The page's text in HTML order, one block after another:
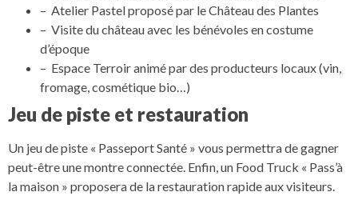
– Atelier Pastel proposé par le Château des Plantes
– Visite du château avec les bénévoles en costume
d’époque
– Espace Terroir animé par des producteurs locaux (vin,
fromage, cosmétique bio…)
Jeu de piste et restauration
Un jeu de piste « Passeport Santé » vous permettra de gagner
peut-être une montre connectée. Enfin, un Food Truck « Pass’à
la maison » proposera de la restauration rapide aux visiteurs.